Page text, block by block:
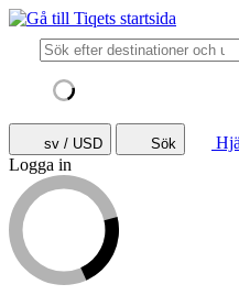
sv / USD Sök
Logga in